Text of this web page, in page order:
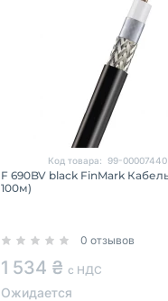
Код товара: 99-00007440
F 690BV black FinMark
100м)
0 отзывов
1 534 ₴ с НДС
Ожидается